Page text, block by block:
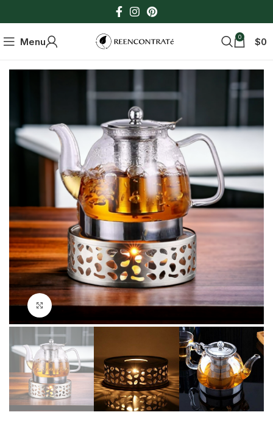
Menu 0 $0
Click para ampliar